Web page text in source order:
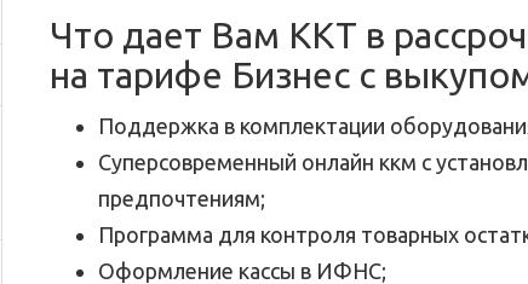
Что дает Вам ККТ в
на тарифе Бизнес с
Поддержка в комплектации
Суперсовременный онлайн ккм с
предпочтениям;
Программа для контроля товарных
Оформление кассы в ИФНС;